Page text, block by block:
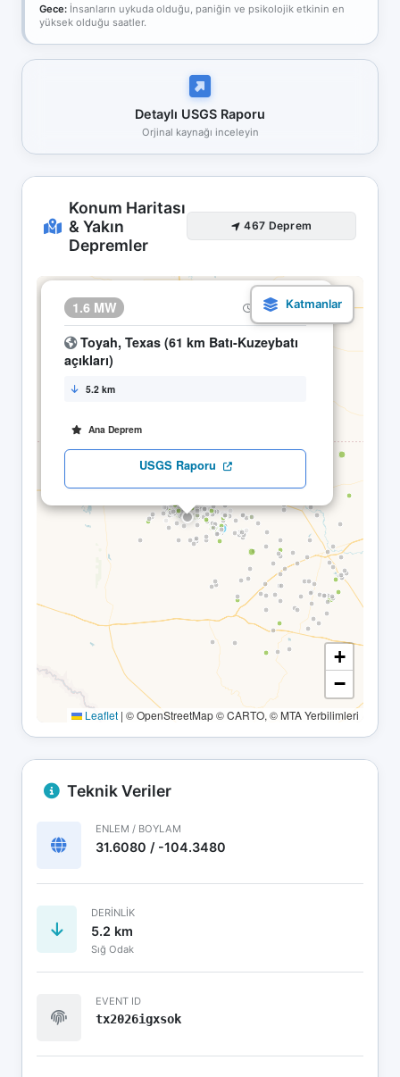
Gece: İnsanların uykuda olduğu, paniğin ve psikolojik etkinin en
yüksek olduğu saatler.
Detaylı USGS Raporu
Orjinal kaynağı inceleyin
Konum Haritası
& Yakın
Depremler
467 Deprem
1.6 MW 28.04 04:56
Toyah, Texas (61 km Batı-Kuzeybatı
açıkları)
5.2 km
Ana Deprem
USGS Raporu
×
+
−
Leaflet | © OpenStreetMap © CARTO, © MTA Yerbilimleri
Teknik Veriler
ENLEM / BOYLAM
31.6080 / -104.3480
DERINLIK
5.2 km
Sığ Odak
EVENT ID
tx2026igxsok